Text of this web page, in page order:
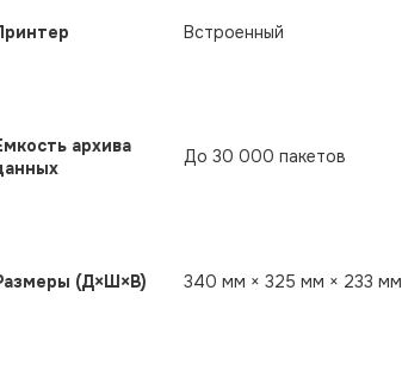
Встроенный
архива
До 30 000 пакетов
(Д×Ш×В) 340 мм × 325 мм × 233 мм